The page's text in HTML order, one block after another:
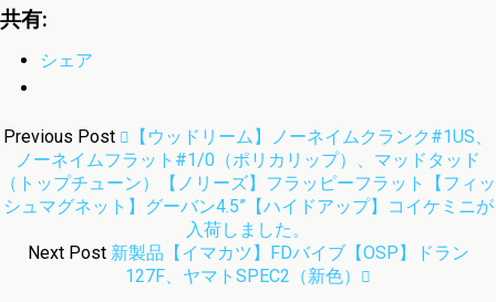
共有:
シェア
Previous Post
【ウッドリーム】ノーネイムクランク#1US、
ノーネイムフラット#1/0（ポリカリップ）、マッドタッド
（トップチューン）【ノリーズ】フラッピーフラット【フィッ
シュマグネット】グーバン4.5”【ハイドアップ】コイケミニが
入荷しました。
Next Post 新製品【イマカツ】FDバイブ【OSP】ドラン
127F、ヤマトSPEC2（新色）